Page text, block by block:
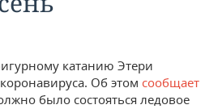
катанию Этери
Об этом сообщает
было состояться ледовое